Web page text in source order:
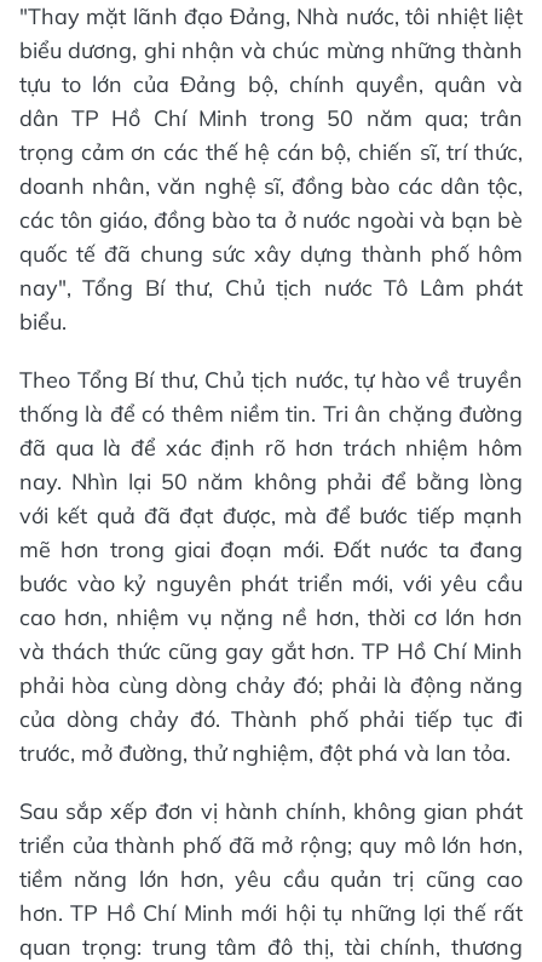
"Thay mặt lãnh đạo Đảng, Nhà nước, tôi nhiệt liệt
biểu dương, ghi nhận và chúc mừng những thành
tựu to lớn của Đảng bộ, chính quyền, quân và
dân TP Hồ Chí Minh trong 50 năm qua; trân
trọng cảm ơn các thế hệ cán bộ, chiến sĩ, trí thức,
doanh nhân, văn nghệ sĩ, đồng bào các dân tộc,
các tôn giáo, đồng bào ta ở nước ngoài và bạn bè
quốc tế đã chung sức xây dựng thành phố hôm
nay", Tổng Bí thư, Chủ tịch nước Tô Lâm phát
biểu.
Theo Tổng Bí thư, Chủ tịch nước, tự hào về truyền
thống là để có thêm niềm tin. Tri ân chặng đường
đã qua là để xác định rõ hơn trách nhiệm hôm
nay. Nhìn lại 50 năm không phải để bằng lòng
với kết quả đã đạt được, mà để bước tiếp mạnh
mẽ hơn trong giai đoạn mới. Đất nước ta đang
bước vào kỷ nguyên phát triển mới, với yêu cầu
cao hơn, nhiệm vụ nặng nề hơn, thời cơ lớn hơn
và thách thức cũng gay gắt hơn. TP Hồ Chí Minh
phải hòa cùng dòng chảy đó; phải là động năng
của dòng chảy đó. Thành phố phải tiếp tục đi
trước, mở đường, thử nghiệm, đột phá và lan tỏa.
Sau sắp xếp đơn vị hành chính, không gian phát
triển của thành phố đã mở rộng; quy mô lớn hơn,
tiềm năng lớn hơn, yêu cầu quản trị cũng cao
hơn. TP Hồ Chí Minh mới hội tụ những lợi thế rất
quan trọng: trung tâm đô thị, tài chính, thương